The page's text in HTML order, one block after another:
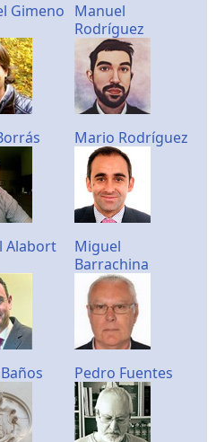
Gimeno Manuel
Rodríguez
Mario Rodríguez
Alabort
Miguel
Barrachina
Pedro Fuentes